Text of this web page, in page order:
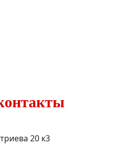
20 к3